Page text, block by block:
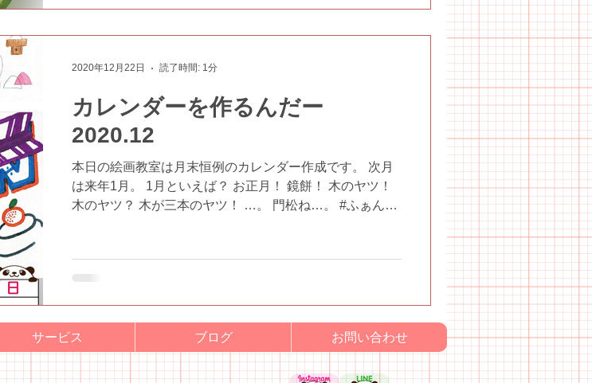
カレンダーを作るんだー
2020.12
本日の絵画教室は月末恒例のカレンダー作成です。 次月
は来年1月。 1月といえば？ お正月！ 鏡餅！ 木のヤツ！
木のヤツ？ 木が三本のヤツ！ …。 門松ね…。 #ふぁんふ
2020年12月22日 読了時間: 1分
サービス ブログ お問い合わせ